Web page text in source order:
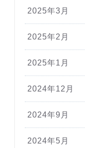
2025年3月
2025年2月
2025年1月
2024年12月
2024年9月
2024年5月